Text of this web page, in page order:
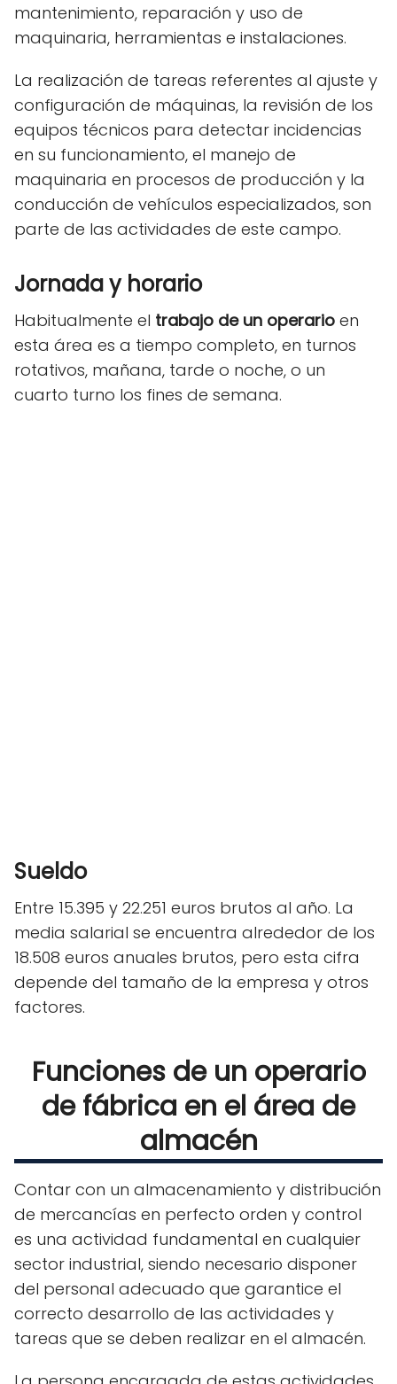
mantenimiento, reparación y uso de
maquinaria, herramientas e instalaciones.
La realización de tareas referentes al ajuste y
configuración de máquinas, la revisión de los
equipos técnicos para detectar incidencias
en su funcionamiento, el manejo de
maquinaria en procesos de producción y la
conducción de vehículos especializados, son
parte de las actividades de este campo.
Jornada y horario
Habitualmente el trabajo de un operario en
esta área es a tiempo completo, en turnos
rotativos, mañana, tarde o noche, o un
cuarto turno los fines de semana.
Sueldo
Entre 15.395 y 22.251 euros brutos al año. La
media salarial se encuentra alrededor de los
18.508 euros anuales brutos, pero esta cifra
depende del tamaño de la empresa y otros
factores.
Funciones de un operario
de fábrica en el área de
almacén
Contar con un almacenamiento y distribución
de mercancías en perfecto orden y control
es una actividad fundamental en cualquier
sector industrial, siendo necesario disponer
del personal adecuado que garantice el
correcto desarrollo de las actividades y
tareas que se deben realizar en el almacén.